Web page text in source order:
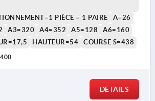
PIÈCE = 1 PAIRE
A=26
A3=320 A4=352 A5=128
A6=160
HAUTEUR=54 COURSE S=438
DÉTAILS